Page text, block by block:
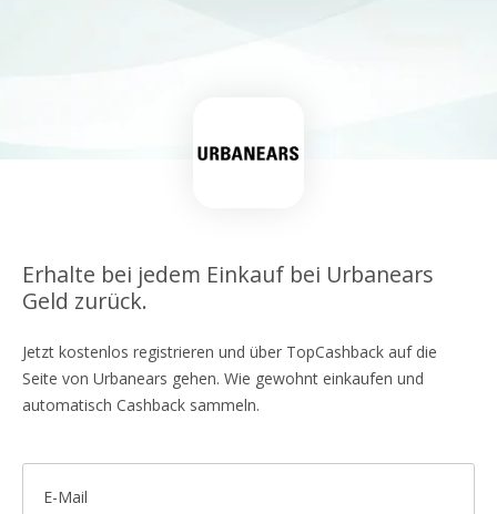
Erhalte bei jedem Einkauf bei Urbanears
Geld zurück.
Jetzt kostenlos registrieren und über TopCashback auf die
Seite von Urbanears gehen. Wie gewohnt einkaufen und
automatisch Cashback sammeln.
E-Mail